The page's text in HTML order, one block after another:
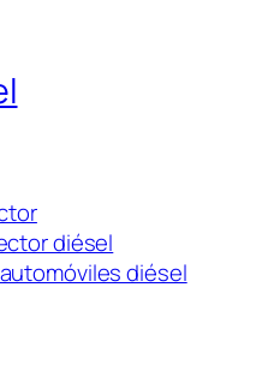
diésel
diésel